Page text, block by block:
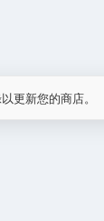
更新您的商店。